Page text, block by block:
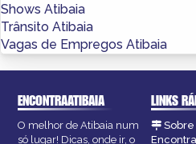
Shows Atibaia
Trânsito Atibaia
Vagas de Empregos Atibaia
ENCONTRAATIBAIA
O melhor de Atibaia num
só lugar! Dicas, onde ir, o
LINKS
Sobre